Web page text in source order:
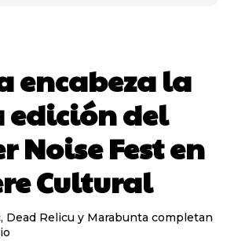
encabeza la
edición del
Noise Fest en
Cultural
Dead Relicu y Marabunta completan